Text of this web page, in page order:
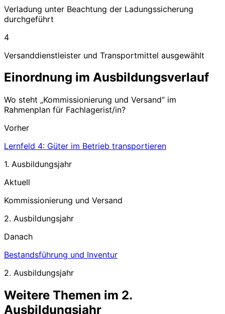
Verladung unter Beachtung der Ladungssicherung
durchgeführt
4
Versanddienstleister und Transportmittel ausgewählt
Einordnung im Ausbildungsverlauf
Wo steht „Kommissionierung und Versand“ im
Rahmenplan für Fachlagerist/in?
Vorher
Lernfeld 4: Güter im Betrieb transportieren
1. Ausbildungsjahr
Aktuell
Kommissionierung und Versand
2. Ausbildungsjahr
Danach
Bestandsführung und Inventur
2. Ausbildungsjahr
Weitere Themen im 2.
Ausbildungsjahr